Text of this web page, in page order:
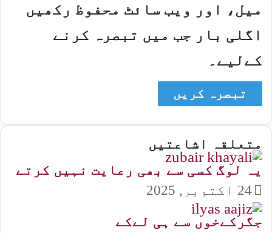
میل، اور ویب سائٹ محفوظ رکھیں
اگلی بار جب میں تبصرہ کرنے
کےلیے۔
متعلقہ اشاعتیں
یہ لوگ کسی سے بھی رعایت نہیں کرتے
24 اکتوبر, 2025
جگرکےخوں سے ہی لےکے